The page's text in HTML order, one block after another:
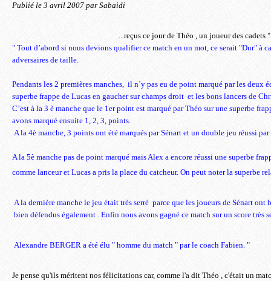
Publié le 3 avril 2007 par Sabaidi
...reçus ce jour de Théo , un joueur des cadets
" Tout d’abord si nous devions qualifier ce match en un mot, ce serait "Dur" à
adversaires de taille.
Pendants les 2 premières manches, il n’y pas eu de point marqué par les deux
superbe frappe de Lucas en gaucher sur champs droit et les bons lancers de
C’est à la 3 è manche que le 1er point est marqué par Théo sur une superbe
avons marqué ensuite 1, 2, 3, points.
A la 4è manche, 3 points ont été marqués par Sénart et un double jeu réussi
A la 5è manche pas de point marqué mais Alex a encore réussi une superbe
comme lanceur et Lucas a pris la place du catcheur. On peut noter la superbe
A la dernière manche le jeu était très serré parce que les joueurs de Sénart ont
bien défendus également . Enfin nous avons gagné ce match sur un score très
Alexandre BERGER a été élu " homme du match " par le coach Fabien. "
Je pense qu'ils méritent nos félicitations car, comme l'a dit Théo , c'était un